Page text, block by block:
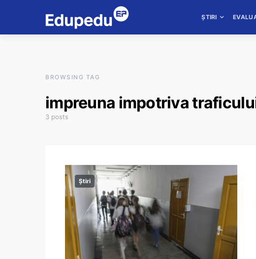
ȘTIRI
BROWSING TAG
impreuna impotriva
3 posts
Știri